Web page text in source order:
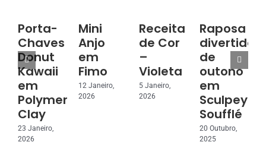
Porta-
Chaves
Donut
Kawaii
em
Polymer
Clay
23 Janeiro,
2026
Mini
Anjo
em
Fimo
12 Janeiro,
2026
Receita
de Cor
–
Violeta
5 Janeiro,
2026
Raposa
divertida
de
outono
em
Sculpey
Soufflé
20 Outubro,
2025